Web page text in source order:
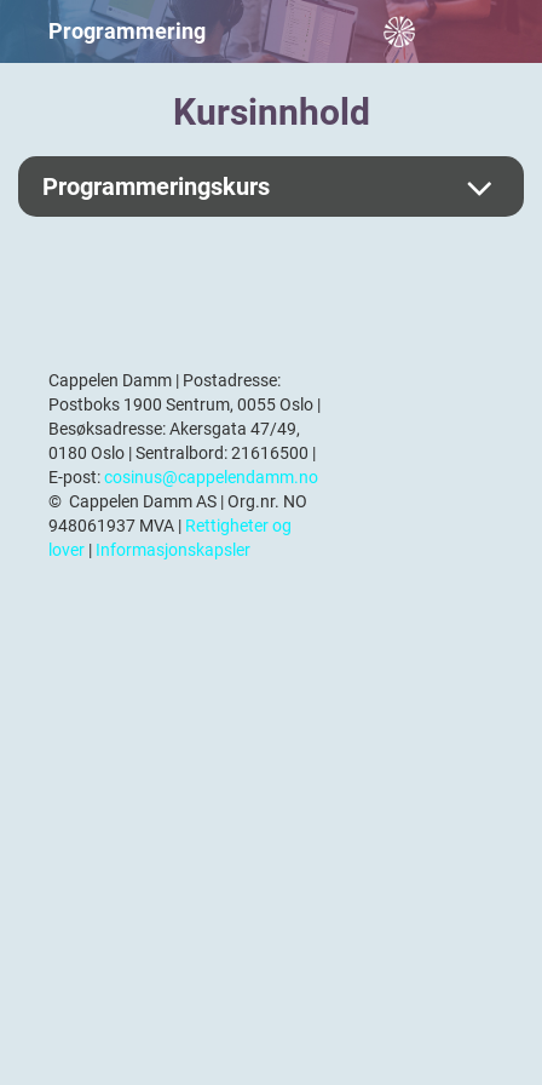
Programmering
Kursinnhold
Programmeringskurs
Cappelen Damm | Postadresse:
Postboks 1900 Sentrum, 0055 Oslo |
Besøksadresse: Akersgata 47/49,
0180 Oslo | Sentralbord: 21616500 |
E-post:cosinus@cappelendamm.no
© Cappelen Damm AS | Org.nr. NO
948061937 MVA | Rettigheter og
lover | Informasjonskapsler